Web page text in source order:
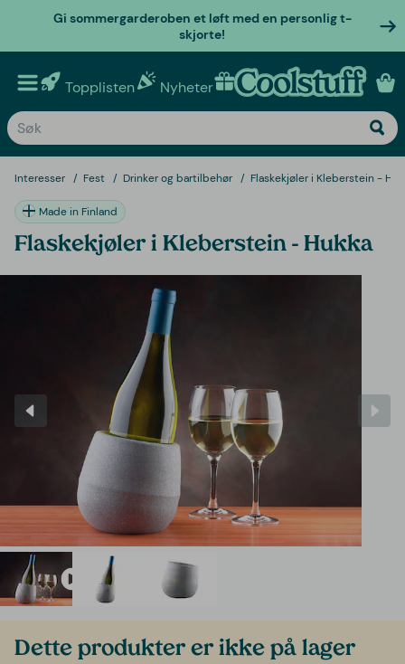
Gi sommergarderoben et løft med en personlig t-
skjorte!
Topplisten Nyheter Personlige gaver
Interesser Fest Drinker og bartilbehør Flaskekjøler i Kleberstein -
Made in Finland
Flaskekjøler i Kleberstein - Hukka
Dette produkter er ikke på lager